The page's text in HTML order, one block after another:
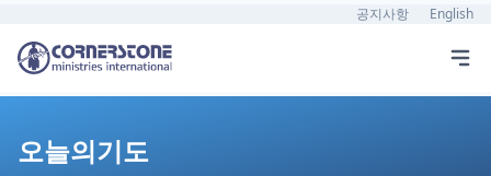
공지사항 English
오늘의기도